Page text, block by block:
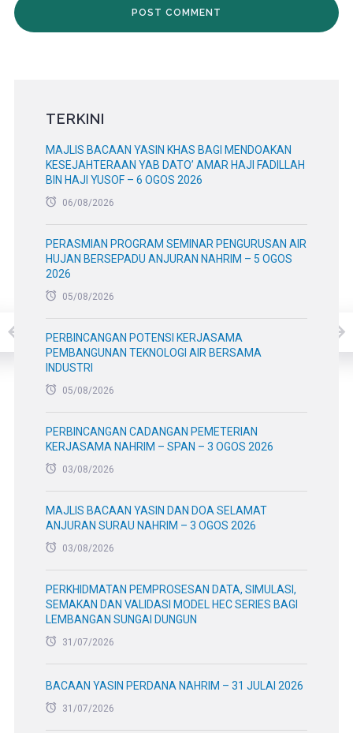
TERKINI
MAJLIS BACAAN YASIN KHAS BAGI MENDOAKAN
KESEJAHTERAAN YAB DATO’ AMAR HAJI FADILLAH
BIN HAJI YUSOF – 6 OGOS 2026
06/08/2026
PERASMIAN PROGRAM SEMINAR PENGURUSAN AIR
HUJAN BERSEPADU ANJURAN NAHRIM – 5 OGOS
2026
05/08/2026
PERBINCANGAN POTENSI KERJASAMA
PEMBANGUNAN TEKNOLOGI AIR BERSAMA
INDUSTRI
05/08/2026
PERBINCANGAN CADANGAN PEMETERIAN
KERJASAMA NAHRIM – SPAN – 3 OGOS 2026
03/08/2026
MAJLIS BACAAN YASIN DAN DOA SELAMAT
ANJURAN SURAU NAHRIM – 3 OGOS 2026
03/08/2026
PERKHIDMATAN PEMPROSESAN DATA, SIMULASI,
SEMAKAN DAN VALIDASI MODEL HEC SERIES BAGI
LEMBANGAN SUNGAI DUNGUN
31/07/2026
BACAAN YASIN PERDANA NAHRIM – 31 JULAI 2026
31/07/2026